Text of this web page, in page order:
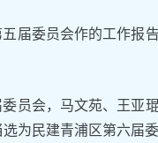
届委员会作的工作报
员会，马文苑、王亚
为民建青浦区第六届委